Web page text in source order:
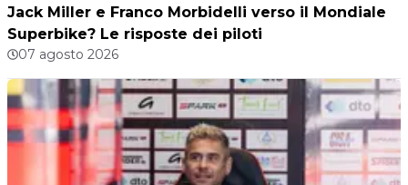
Jack Miller e Franco Morbidelli verso il Mondiale
Superbike? Le risposte dei piloti
07 agosto 2026